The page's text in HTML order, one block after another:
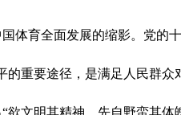
育全面发展的缩影。党的十
重要途径，是满足人民群众